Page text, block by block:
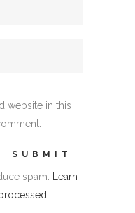
website in this
spam.
Learn